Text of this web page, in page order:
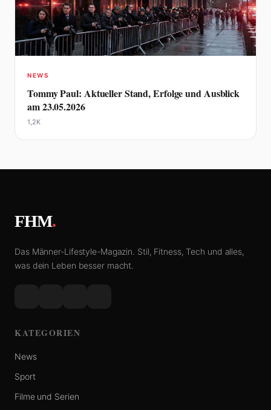
NEWS
Tommy Paul: Aktueller Stand, Erfolge und Ausblick
am 23.05.2026
1,2K
FHM.
Das Männer-Lifestyle-Magazin. Stil, Fitness, Tech und alles,
was dein Leben besser macht.
KATEGORIEN
News
Sport
Filme und Serien